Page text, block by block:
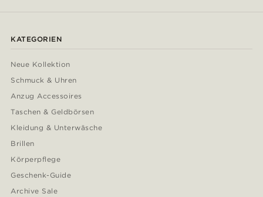
KATEGORIEN
Neue Kollektion
Schmuck & Uhren
Anzug Accessoires
Taschen & Geldbörsen
Kleidung & Unterwäsche
Brillen
Körperpflege
Geschenk-Guide
Archive Sale